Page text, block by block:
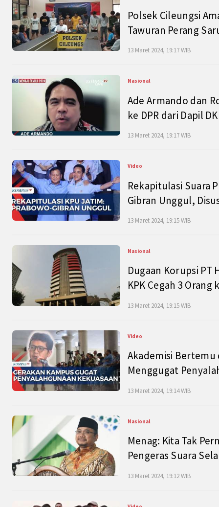
Polsek Cileungsi
Tawuran Perang
13 Maret 2024, 19:17 WIB
Nasional
Ade Armando dan
ke DPR dari Dapil
13 Maret 2024, 19:17 WIB
Video
Rekapitulasi Suara
Gibran Unggul,
13 Maret 2024, 19:15 WIB
Nasional
Dugaan Korupsi PT
KPK Cegah 3 Orang
13 Maret 2024, 19:15 WIB
Video
Akademisi Bertemu
Menggugat
13 Maret 2024, 19:14 WIB
Nasional
Menag: Kita Tak
Pengeras Suara
13 Maret 2024, 19:12 WIB